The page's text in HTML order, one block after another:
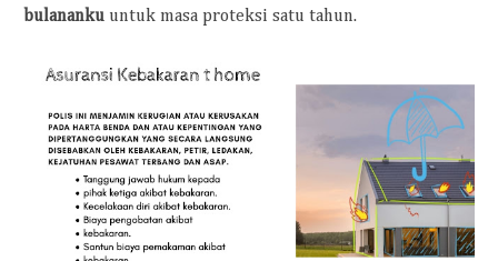
bulananku untuk masa proteksi satu tahun.